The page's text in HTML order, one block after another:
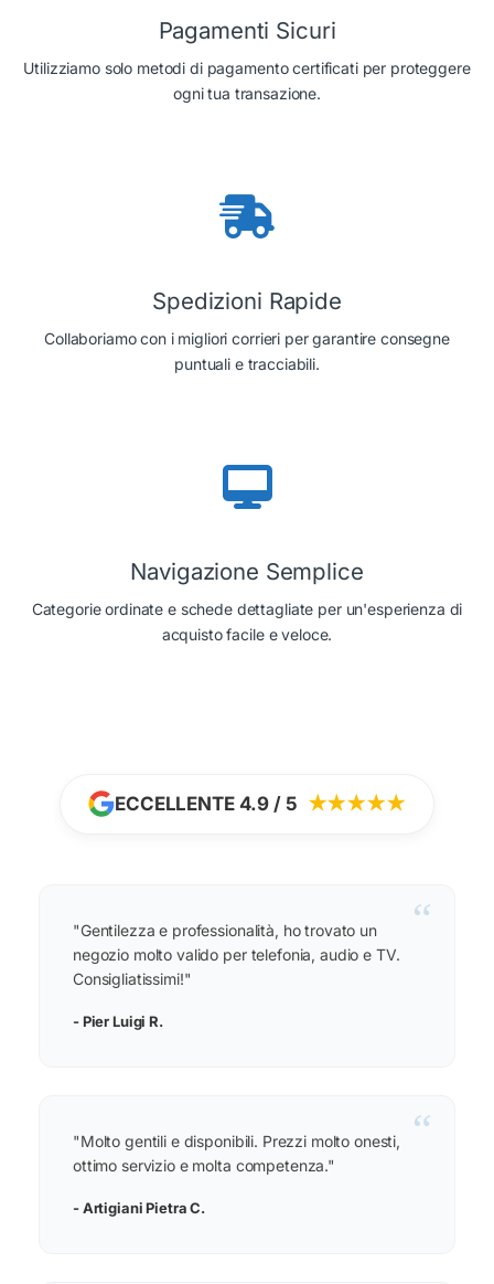
Pagamenti Sicuri
Utilizziamo solo metodi di pagamento certificati per proteggere
ogni tua transazione.
Spedizioni Rapide
Collaboriamo con i migliori corrieri per garantire consegne
puntuali e tracciabili.
Navigazione Semplice
Categorie ordinate e schede dettagliate per un'esperienza di
acquisto facile e veloce.
ECCELLENTE 4.9 / 5 ★★★★★
“
"Gentilezza e professionalità, ho trovato un
negozio molto valido per telefonia, audio e TV.
Consigliatissimi!"
- Pier Luigi R.
“
"Molto gentili e disponibili. Prezzi molto onesti,
ottimo servizio e molta competenza."
- Artigiani Pietra C.